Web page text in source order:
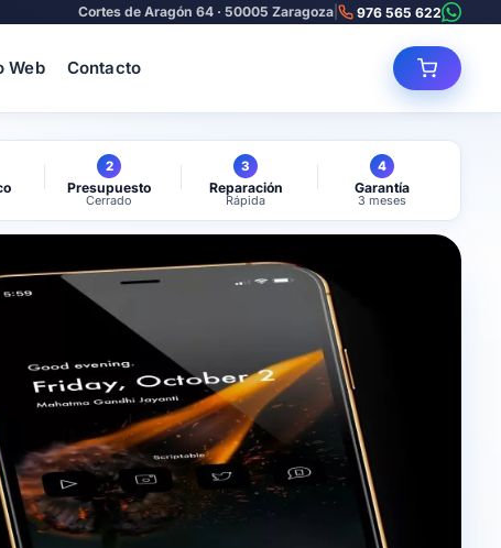
Cortes de Aragón 64 · 50005 Zaragoza 976 565 622
Web Contacto
2
Presupuesto
Cerrado
3
Reparación
Rápida
4
Garantía
3 meses